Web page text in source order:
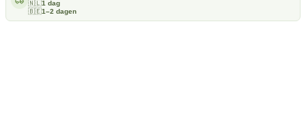
🇳🇱1 dag
🇧🇪1–2 dagen